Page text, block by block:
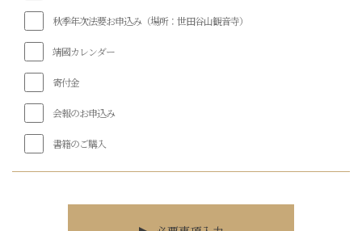
秋季年次法要お申込み（場所：世田谷山観音寺）
靖國カレンダー
寄付金
会報のお申込み
書籍のご購入